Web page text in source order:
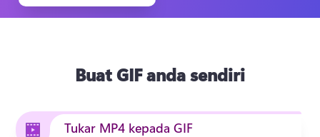
Buat GIF anda sendiri
Tukar MP4 kepada GIF